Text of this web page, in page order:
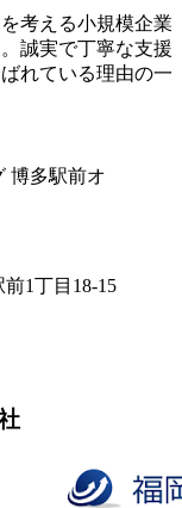
考える小規模企業
誠実で丁寧な支援
れている理由の一
博多駅前オ
1丁目18-15